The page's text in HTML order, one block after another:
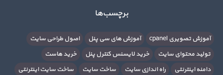
برچسب‌ها
آموزش تصویری cpanel آموزش های سی پنل
اصول طراحی سایت
تولید محتوای سایت
خرید لایسنس کنترل پنل
خرید هاست
دامنه اینترنتی
راه اندازی سایت ساخت سایت ساخت سایت اینترنتی